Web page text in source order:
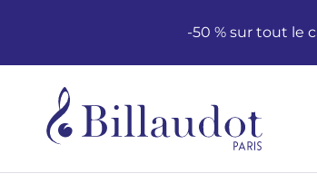
-50 % sur tout le